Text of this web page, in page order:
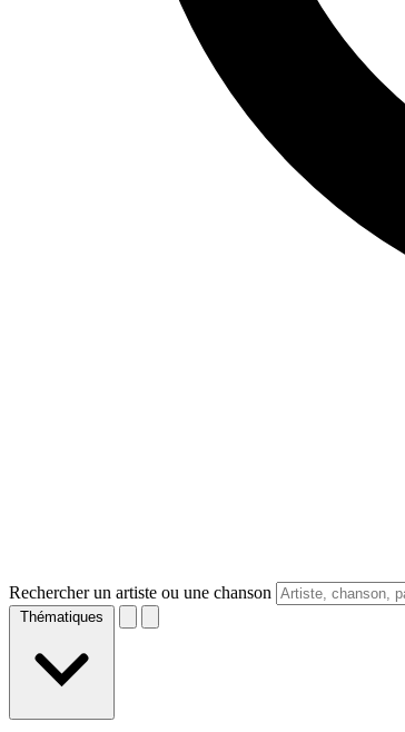
Rechercher un artiste ou une chanson
Thématiques